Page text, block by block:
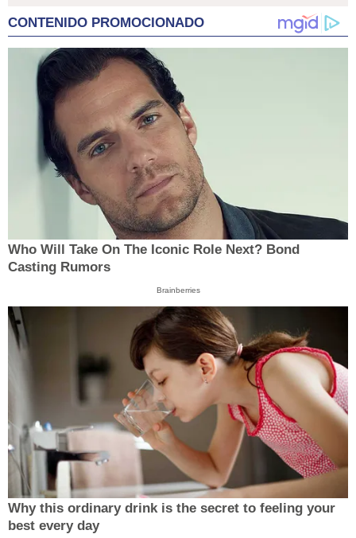
CONTENIDO PROMOCIONADO
Who Will Take On The Iconic Role Next? Bond
Casting Rumors
Brainberries
Why this ordinary drink is the secret to feeling your
best every day